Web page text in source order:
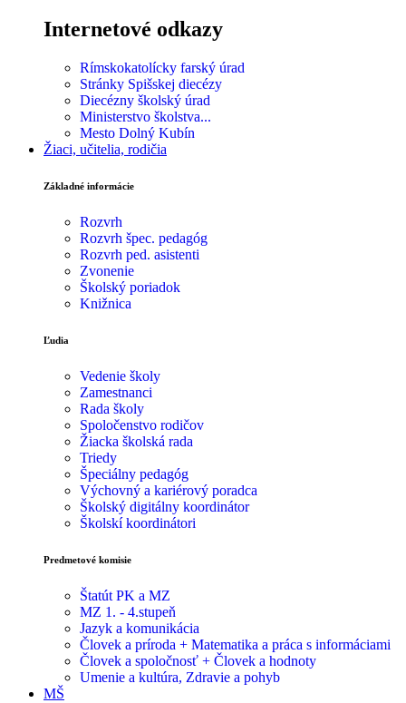
Internetové odkazy
Rímskokatolícky farský úrad
Stránky Spišskej diecézy
Diecézny školský úrad
Ministerstvo školstva...
Mesto Dolný Kubín
Žiaci, učitelia, rodičia
Základné informácie
Rozvrh
Rozvrh špec. pedagóg
Rozvrh ped. asistenti
Zvonenie
Školský poriadok
Knižnica
Ľudia
Vedenie školy
Zamestnanci
Rada školy
Spoločenstvo rodičov
Žiacka školská rada
Triedy
Špeciálny pedagóg
Výchovný a kariérový poradca
Školský digitálny koordinátor
Školskí koordinátori
Predmetové komisie
Štatút PK a MZ
MZ 1. - 4.stupeň
Jazyk a komunikácia
Človek a príroda + Matematika a práca s informáciami
Človek a spoločnosť + Človek a hodnoty
Umenie a kultúra, Zdravie a pohyb
MŠ